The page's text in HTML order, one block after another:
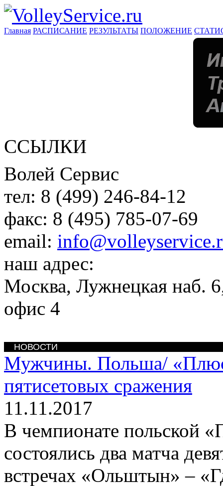
Главная РАСПИСАНИЕ РЕЗУЛЬТАТЫ ПОЛОЖЕНИЕ
ССЫЛКИ
Волей Сервис
тел: 8 (499) 246-84-12
факс: 8 (495) 785-07-69
email:
наш адрес:
Москва, Лужнецкая наб.
офис 4
НОВОСТИ
Мужчины. Польша/
пятисетовых сражения
11.11.2017
В чемпионате польской
состоялись два матча
встречах «Ольштын» –